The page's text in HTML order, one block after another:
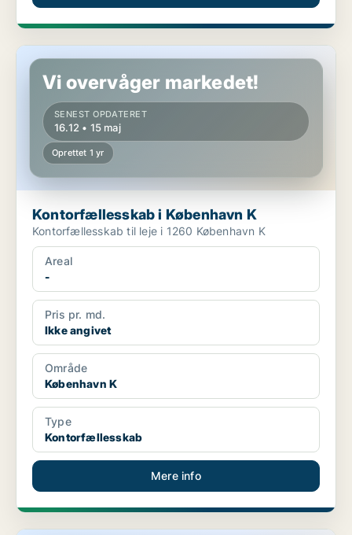
Kontorfællesskab i København K
Vi overvåger markedet!
SENEST OPDATERET
16.12 • 15 maj
Oprettet 1 yr
Kontorfællesskab i København K
Kontorfællesskab til leje i 1260 København K
Areal
-
Pris pr. md.
Ikke angivet
Område
København K
Type
Kontorfællesskab
Mere info